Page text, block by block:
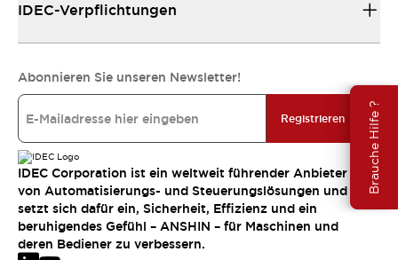
Brauche Hilfe ?
IDEC-Verpflichtungen
Abonnieren Sie unseren Newsletter!
Registrieren
IDEC Corporation ist ein weltweit führender Anbieter
von Automatisierungs- und Steuerungslösungen und
setzt sich dafür ein, Sicherheit, Effizienz und ein
beruhigendes Gefühl – ANSHIN – für Maschinen und
deren Bediener zu verbessern.